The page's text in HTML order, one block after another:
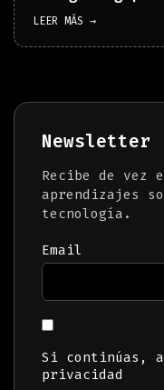
LEER MÁS →
Newsletter
Recibe de vez
aprendizajes
tecnología.
Email
Si continúas,
privacidad